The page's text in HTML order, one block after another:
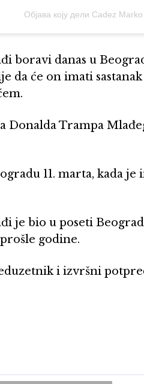
Објава коју дели Cadez
boravi danas u
da će on imati
Donalda Trampa
11. marta, kada
je bio u poseti
godine.
i izvršni